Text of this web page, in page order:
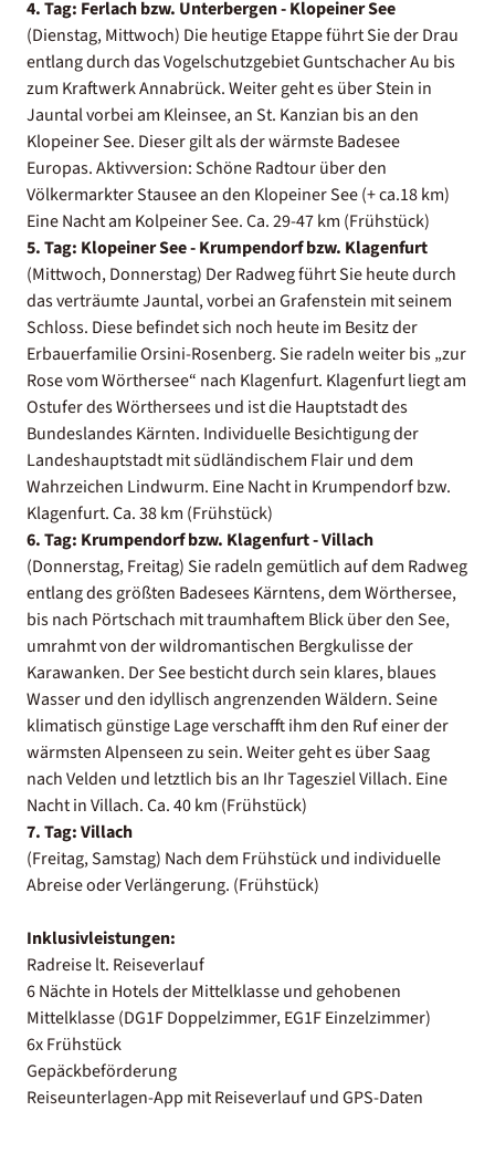
4. Tag: Ferlach bzw. Unterbergen - Klopeiner See
(Dienstag, Mittwoch) Die heutige Etappe führt Sie der Drau
entlang durch das Vogelschutzgebiet Guntschacher Au bis
zum Kraftwerk Annabrück. Weiter geht es über Stein in
Jauntal vorbei am Kleinsee, an St. Kanzian bis an den
Klopeiner See. Dieser gilt als der wärmste Badesee
Europas. Aktivversion: Schöne Radtour über den
Völkermarkter Stausee an den Klopeiner See (+ ca.18 km)
Eine Nacht am Kolpeiner See. Ca. 29-47 km (Frühstück)
5. Tag: Klopeiner See - Krumpendorf bzw. Klagenfurt
(Mittwoch, Donnerstag) Der Radweg führt Sie heute durch
das verträumte Jauntal, vorbei an Grafenstein mit seinem
Schloss. Diese befindet sich noch heute im Besitz der
Erbauerfamilie Orsini-Rosenberg. Sie radeln weiter bis „zur
Rose vom Wörthersee“ nach Klagenfurt. Klagenfurt liegt am
Ostufer des Wörthersees und ist die Hauptstadt des
Bundeslandes Kärnten. Individuelle Besichtigung der
Landeshauptstadt mit südländischem Flair und dem
Wahrzeichen Lindwurm. Eine Nacht in Krumpendorf bzw.
Klagenfurt. Ca. 38 km (Frühstück)
6. Tag: Krumpendorf bzw. Klagenfurt - Villach
(Donnerstag, Freitag) Sie radeln gemütlich auf dem Radweg
entlang des größten Badesees Kärntens, dem Wörthersee,
bis nach Pörtschach mit traumhaftem Blick über den See,
umrahmt von der wildromantischen Bergkulisse der
Karawanken. Der See besticht durch sein klares, blaues
Wasser und den idyllisch angrenzenden Wäldern. Seine
klimatisch günstige Lage verschafft ihm den Ruf einer der
wärmsten Alpenseen zu sein. Weiter geht es über Saag
nach Velden und letztlich bis an Ihr Tagesziel Villach. Eine
Nacht in Villach. Ca. 40 km (Frühstück)
7. Tag: Villach
(Freitag, Samstag) Nach dem Frühstück und individuelle
Abreise oder Verlängerung. (Frühstück)
Inklusivleistungen:
Radreise lt. Reiseverlauf
6 Nächte in Hotels der Mittelklasse und gehobenen
Mittelklasse (DG1F Doppelzimmer, EG1F Einzelzimmer)
6x Frühstück
Gepäckbeförderung
Reiseunterlagen-App mit Reiseverlauf und GPS-Daten